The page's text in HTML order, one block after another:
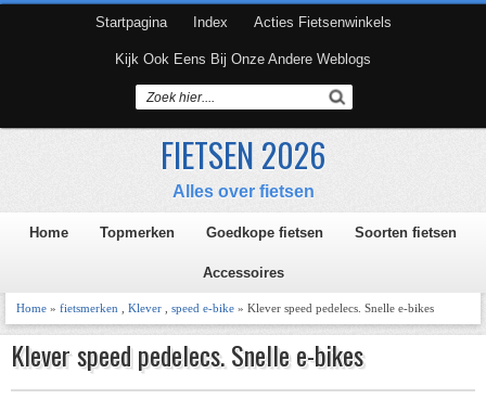
Startpagina Index Acties Fietsenwinkels
Kijk Ook Eens Bij Onze Andere Weblogs
FIETSEN 2026
Alles over fietsen
Home Topmerken Goedkope fietsen Soorten fietsen
Accessoires
Home » fietsmerken Klever speed e-bike » Klever speed pedelecs. Snelle e-bikes
Klever speed pedelecs. Snelle e-bikes